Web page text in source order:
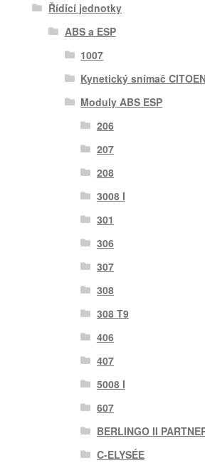
Řídící jednotky
ABS a ESP
1007
Kynetický snímač
Moduly ABS ESP
206
207
208
3008 I
301
306
307
308
308 T9
406
407
5008 I
607
BERLINGO II
C-ELYSÉE